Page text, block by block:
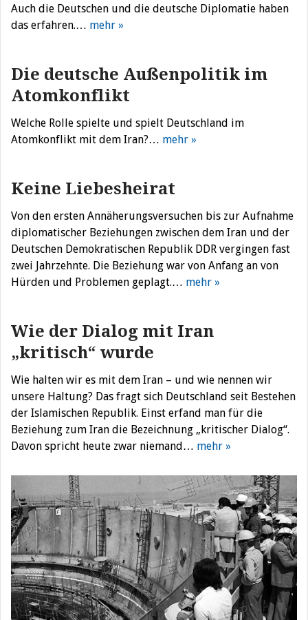
Auch die Deutschen und die deutsche Diplomatie haben
das erfahren.… mehr »
Die deutsche Außenpolitik im
Atomkonflikt
Welche Rolle spielte und spielt Deutschland im
Atomkonflikt mit dem Iran?… mehr »
Keine Liebesheirat
Von den ersten Annäherungsversuchen bis zur Aufnahme
diplomatischer Beziehungen zwischen dem Iran und der
Deutschen Demokratischen Republik DDR vergingen fast
zwei Jahrzehnte. Die Beziehung war von Anfang an von
Hürden und Problemen geplagt.… mehr »
Wie der Dialog mit Iran
„kritisch“ wurde
Wie halten wir es mit dem Iran – und wie nennen wir
unsere Haltung? Das fragt sich Deutschland seit Bestehen
der Islamischen Republik. Einst erfand man für die
Beziehung zum Iran die Bezeichnung „kritischer Dialog“.
Davon spricht heute zwar niemand… mehr »